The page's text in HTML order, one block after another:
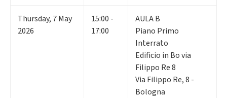
Thursday, 7May
2026
15:00 -
17:00
AULA B
Piano Primo
Interrato
Edificio in Bo via
Filippo Re 8
Via Filippo Re, 8 -
Bologna